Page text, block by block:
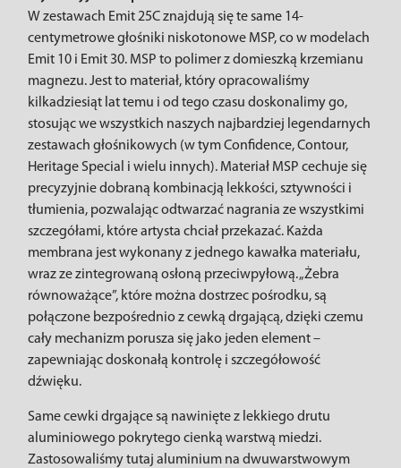
W zestawach Emit 25C znajdują się te same 14-
centymetrowe głośniki niskotonowe MSP, co w modelach
Emit 10 i Emit 30. MSP to polimer z domieszką krzemianu
magnezu. Jest to materiał, który opracowaliśmy
kilkadziesiąt lat temu i od tego czasu doskonalimy go,
stosując we wszystkich naszych najbardziej legendarnych
zestawach głośnikowych (w tym Confidence, Contour,
Heritage Special i wielu innych). Materiał MSP cechuje się
precyzyjnie dobraną kombinacją lekkości, sztywności i
tłumienia, pozwalając odtwarzać nagrania ze wszystkimi
szczegółami, które artysta chciał przekazać. Każda
membrana jest wykonany z jednego kawałka materiału,
wraz ze zintegrowaną osłoną przeciwpyłową. „Żebra
równoważące”, które można dostrzec pośrodku, są
połączone bezpośrednio z cewką drgającą, dzięki czemu
cały mechanizm porusza się jako jeden element –
zapewniając doskonałą kontrolę i szczegółowość
dźwięku.
Same cewki drgające są nawinięte z lekkiego drutu
aluminiowego pokrytego cienką warstwą miedzi.
Zastosowaliśmy tutaj aluminium na dwuwarstwowym